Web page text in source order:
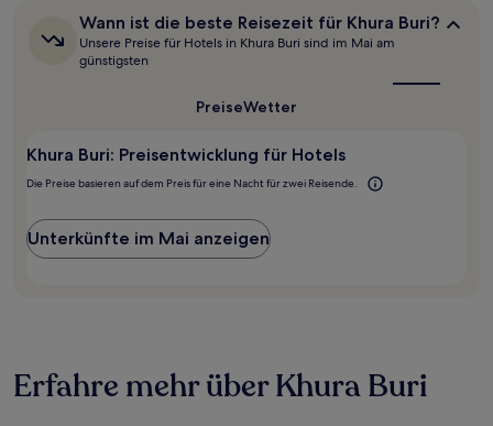
Bedingungen
gelten.
Wann
ist
die
beste
Wann ist die beste Reisezeit für Khura Buri?
Unsere Preise für Hotels in Khura Buri sind im Mai am
günstigsten
PreiseWetter
Khura Buri: Preisentwicklung für Hotels
Die Preise basieren auf dem Preis für eine Nacht für zwei Reisende.
Unterkünfte im Mai anzeigen
Erfahre mehr über Khura Buri